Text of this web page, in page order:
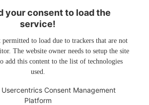
your consent to load the
service!
to load due to trackers that are not
The website owner needs to setup the site
add this content to the list of technologies
used.
Usercentrics Consent Management
Platform